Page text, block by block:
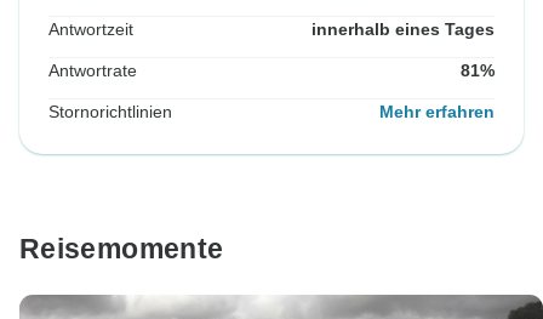
Antwortzeit innerhalb eines Tages
Antwortrate 81%
Stornorichtlinien Mehr erfahren
Reisemomente